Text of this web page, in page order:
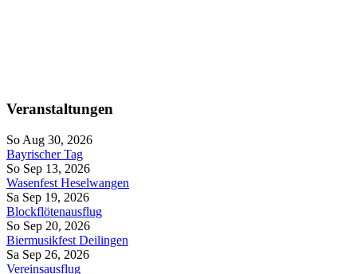
Veranstaltungen
So Aug 30, 2026
Bayrischer Tag
So Sep 13, 2026
Wasenfest Heselwangen
Sa Sep 19, 2026
Blockflötenausflug
So Sep 20, 2026
Biermusikfest Deilingen
Sa Sep 26, 2026
Vereinsausflug